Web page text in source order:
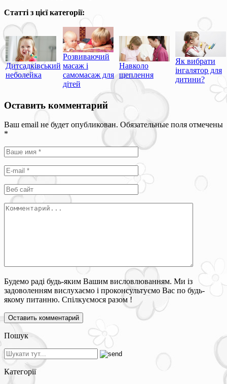
Статті з цієї категорії:
Дитсадківський
неболейка
Розвиваючий
масаж і
самомасаж для
дітей
Навколо
щеплення
Як вибрати
інгалятор для
дитини?
Оставить комментарий
Ваш email не будет опубликован. Обязательные поля отмечены
*
Будемо раді будь-яким Вашим висловлюванням. Ми із
задоволенням вислухаємо і проконсультуємо Вас по будь-
якому питанню. Спілкуємося разом !
Пошук
Категорії